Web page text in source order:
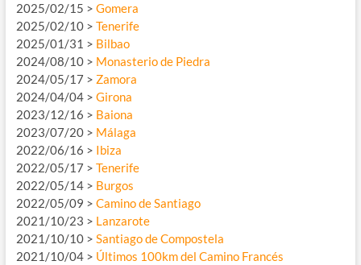
2025/02/15 > Gomera
2025/02/10 > Tenerife
2025/01/31 > Bilbao
2024/08/10 > Monasterio de Piedra
2024/05/17 > Zamora
2024/04/04 > Girona
2023/12/16 > Baiona
2023/07/20 > Málaga
2022/06/16 > Ibiza
2022/05/17 > Tenerife
2022/05/14 > Burgos
2022/05/09 > Camino de Santiago
2021/10/23 > Lanzarote
2021/10/10 > Santiago de Compostela
2021/10/04 > Últimos 100km del Camino Francés